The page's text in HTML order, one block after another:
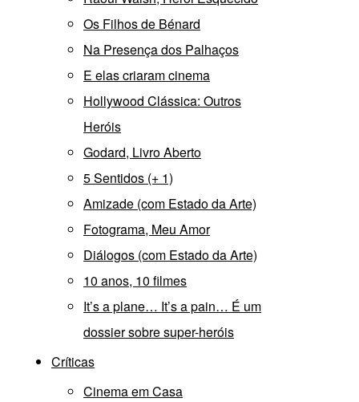
Os Filhos de Bénard
Na Presença dos Palhaços
E elas criaram cinema
Hollywood Clássica: Outros
Heróis
Godard, Livro Aberto
5 Sentidos (+ 1)
Amizade (com Estado da Arte)
Fotograma, Meu Amor
Diálogos (com Estado da Arte)
10 anos, 10 filmes
It’s a plane… It’s a pain… É um
dossier sobre super-heróis
Críticas
Cinema em Casa